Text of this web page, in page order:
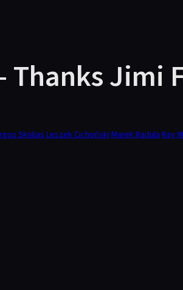
Jimi
SkoliasLeszek CichońskiMarek RadulaRay